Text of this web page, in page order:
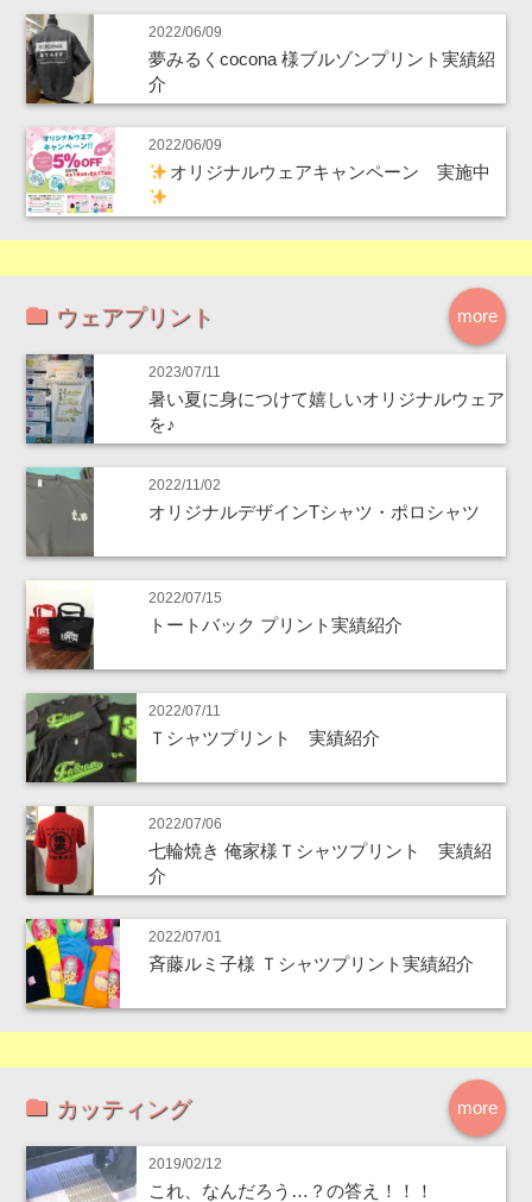
2022/06/09
夢みるくcocona 様ブルゾンプリント実績紹
介
2022/06/09
オリジナルウェアキャンペーン 実施中
more
ウェアプリント
2023/07/11
暑い夏に身につけて嬉しいオリジナルウェア
を♪
2022/11/02
オリジナルデザインTシャツ・ポロシャツ
2022/07/15
トートバック プリント実績紹介
2022/07/11
Ｔシャツプリント 実績紹介
2022/07/06
七輪焼き 俺家様Ｔシャツプリント 実績紹
介
2022/07/01
斉藤ルミ子様 Ｔシャツプリント実績紹介
more
カッティング
2019/02/12
これ、なんだろう…？の答え！！！